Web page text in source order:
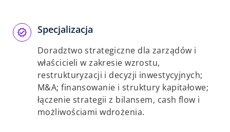
Specjalizacja
Doradztwo strategiczne dla zarządów i
właścicieli w zakresie wzrostu,
restrukturyzacji i decyzji inwestycyjnych;
M&A; finansowanie i struktury kapitałowe;
łączenie strategii z bilansem, cash flow i
możliwościami wdrożenia.